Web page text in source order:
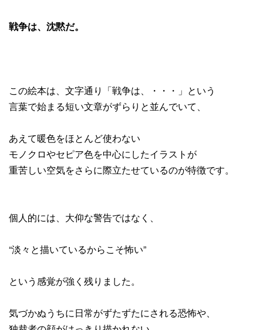
戦争は、沈黙だ。
この絵本は、文字通り「戦争は、・・・」という
言葉で始まる短い文章がずらりと並んでいて、
あえて暖色をほとんど使わない
モノクロやセピア色を中心にしたイラストが
重苦しい空気をさらに際立たせているのが特徴です。
個人的には、大仰な警告ではなく、
“淡々と描いているからこそ怖い”
という感覚が強く残りました。
気づかぬうちに日常がずたずたにされる恐怖や、